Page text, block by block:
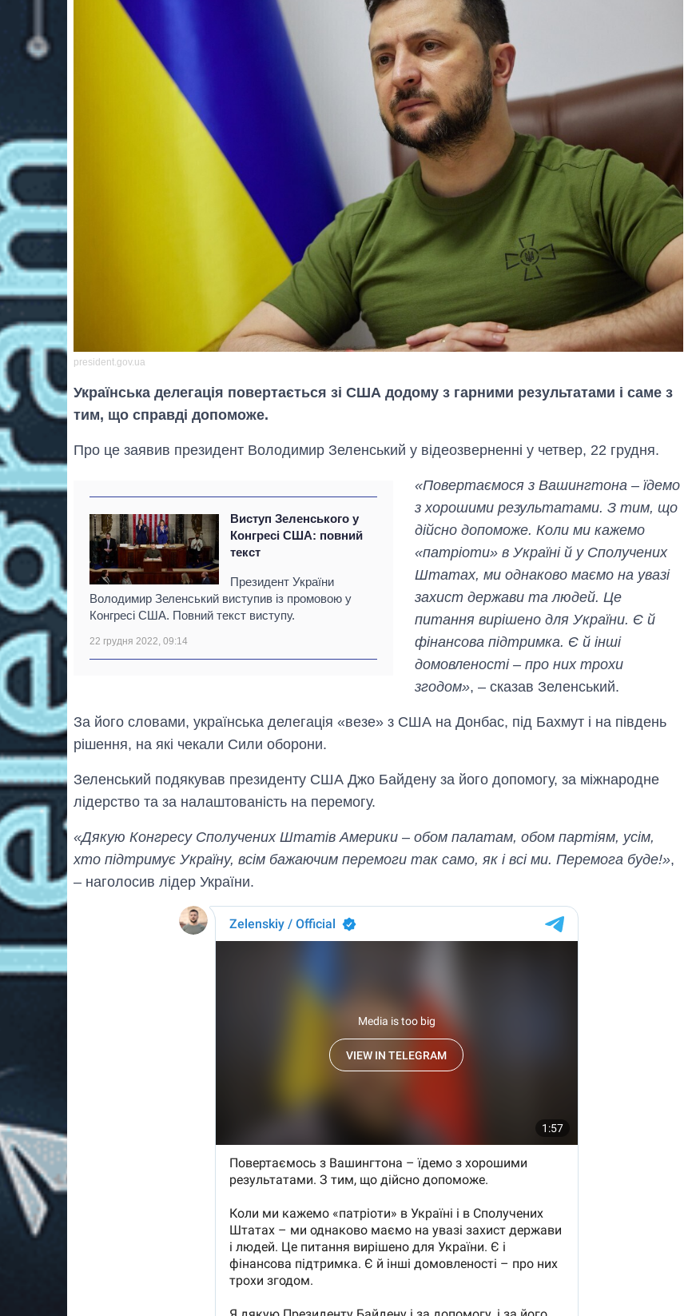
president.gov.ua
Українська делегація повертається зі США додому з гарними результатами і саме з
тим, що справді допоможе.
Про це заявив президент Володимир Зеленський у відеозверненні у четвер, 22 грудня.
Виступ Зеленського у
Конгресі США: повний
текст
Президент України
Володимир Зеленський виступив із промовою у
Конгресі США. Повний текст виступу.
22 грудня 2022, 09:14
«Повертаємося з Вашингтона – їдемо
з хорошими результатами. З тим, що
дійсно допоможе. Коли ми кажемо
«патріоти» в Україні й у Сполучених
Штатах, ми однаково маємо на увазі
захист держави та людей. Це
питання вирішено для України. Є й
фінансова підтримка. Є й інші
домовленості – про них трохи
згодом», – сказав Зеленський.
За його словами, українська делегація «везе» з США на Донбас, під Бахмут і на південь
рішення, на які чекали Сили оборони.
Зеленський подякував президенту США Джо Байдену за його допомогу, за міжнародне
лідерство та за налаштованість на перемогу.
«Дякую Конгресу Сполучених Штатів Америки – обом палатам, обом партіям, усім,
хто підтримує Україну, всім бажаючим перемоги так само, як і всі ми. Перемога буде!»,
– наголосив лідер України.
Скільки картоплі
вирощували в
Україні до і під час
великої війни